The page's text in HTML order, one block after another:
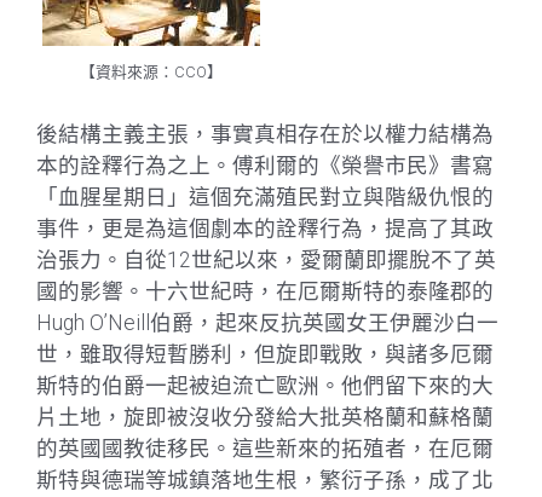
【資料來源：CCO】
後結構主義主張，事實真相存在於以權力結構為
本的詮釋行為之上。傅利爾的《榮譽市民》書寫
「血腥星期日」這個充滿殖民對立與階級仇恨的
事件，更是為這個劇本的詮釋行為，提高了其政
治張力。自從12世紀以來，愛爾蘭即擺脫不了英
國的影響。十六世紀時，在厄爾斯特的泰隆郡的
Hugh O’Neill伯爵，起來反抗英國女王伊麗沙白一
世，雖取得短暫勝利，但旋即戰敗，與諸多厄爾
斯特的伯爵一起被迫流亡歐洲。他們留下來的大
片土地，旋即被沒收分發給大批英格蘭和蘇格蘭
的英國國教徒移民。這些新來的拓殖者，在厄爾
斯特與德瑞等城鎮落地生根，繁衍子孫，成了北